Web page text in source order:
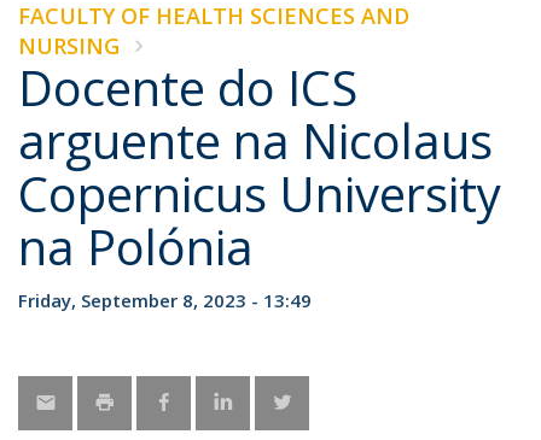
FACULTY OF HEALTH SCIENCES AND
NURSING
Docente do ICS
arguente na Nicolaus
Copernicus University
na Polónia
Friday, September 8, 2023 - 13:49